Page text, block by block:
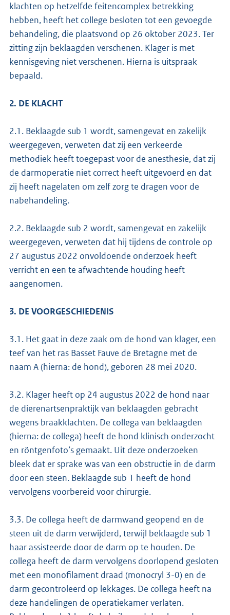
klachten op hetzelfde feitencomplex betrekking
hebben, heeft het college besloten tot een gevoegde
behandeling, die plaatsvond op 26 oktober 2023. Ter
zitting zijn beklaagden verschenen. Klager is met
kennisgeving niet verschenen. Hierna is uitspraak
bepaald.
2. DE KLACHT
2.1. Beklaagde sub 1 wordt, samengevat en zakelijk
weergegeven, verweten dat zij een verkeerde
methodiek heeft toegepast voor de anesthesie, dat zij
de darmoperatie niet correct heeft uitgevoerd en dat
zij heeft nagelaten om zelf zorg te dragen voor de
nabehandeling.
2.2. Beklaagde sub 2 wordt, samengevat en zakelijk
weergegeven, verweten dat hij tijdens de controle op
27 augustus 2022 onvoldoende onderzoek heeft
verricht en een te afwachtende houding heeft
aangenomen.
3. DE VOORGESCHIEDENIS
3.1. Het gaat in deze zaak om de hond van klager, een
teef van het ras Basset Fauve de Bretagne met de
naam A (hierna: de hond), geboren 28 mei 2020.
3.2. Klager heeft op 24 augustus 2022 de hond naar
de dierenartsenpraktijk van beklaagden gebracht
wegens braakklachten. De collega van beklaagden
(hierna: de collega) heeft de hond klinisch onderzocht
en röntgenfoto’s gemaakt. Uit deze onderzoeken
bleek dat er sprake was van een obstructie in de darm
door een steen. Beklaagde sub 1 heeft de hond
vervolgens voorbereid voor chirurgie.
3.3. De collega heeft de darmwand geopend en de
steen uit de darm verwijderd, terwijl beklaagde sub 1
haar assisteerde door de darm op te houden. De
collega heeft de darm vervolgens doorlopend gesloten
met een monofilament draad (monocryl 3-0) en de
darm gecontroleerd op lekkages. De collega heeft na
deze handelingen de operatiekamer verlaten.